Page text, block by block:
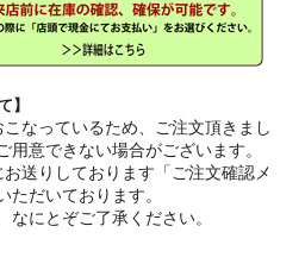
】
なっているため、ご注文頂きまし
用意できない場合がございます。
送りしております「ご注文確認メ
ただいております。
なにとぞご了承ください。